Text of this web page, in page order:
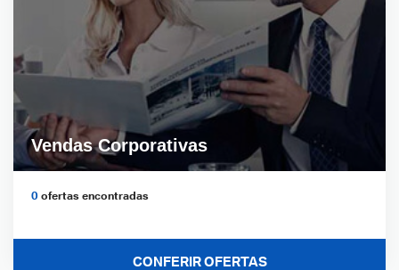
Vendas Corporativas
0 ofertas encontradas
CONFERIR OFERTAS